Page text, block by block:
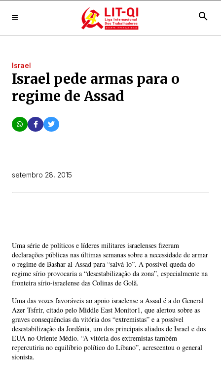
search
Israel
Israel pede armas para o
regime de Assad
setembro 28, 2015
Uma série de políticos e líderes militares israelenses fizeram
declarações públicas nas últimas semanas sobre a necessidade de armar
o regime de Bashar al-Assad para “salvá-lo”. A possível queda do
regime sírio provocaria a “desestabilização da zona”, especialmente na
fronteira sírio-israelense das Colinas de Golã.
Uma das vozes favoráveis ao apoio israelense a Assad é a do General
Azer Tsfrir, citado pelo Middle East Monitor1, que alertou sobre as
graves consequências da vitória dos “extremistas” e a possível
desestabilização da Jordânia, um dos principais aliados de Israel e dos
EUA no Oriente Médio. “A vitória dos extremistas também
repercutiria no equilíbrio político do Líbano”, acrescentou o general
sionista.